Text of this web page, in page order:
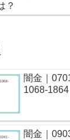
？
闇金｜
1068-1864
闇金｜